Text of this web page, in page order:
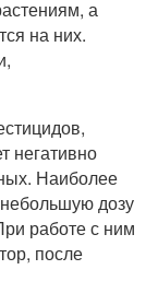
а
на них.
негативно
Наиболее
дозу
работе с ним
после